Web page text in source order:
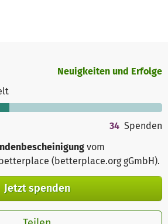
Neuigkeiten und Erfolge
34 Spenden
vom
betterplace (betterplace.org gGmbH).
Jetzt spenden